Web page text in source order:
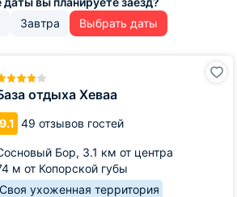
Завтра Выбрать даты
отдыха Хеваа
9.1 49 отзывов гостей
Бор, 3.1 км от центра
м от Копорской губы
Своя ухоженная территория